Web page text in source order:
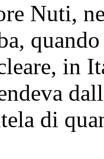
nel
in
di